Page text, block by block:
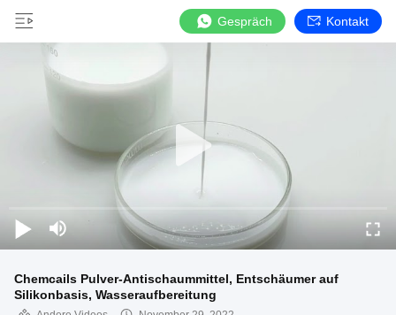
Gespräch Kontakt
Chemcails Pulver-Antischaummittel, Entschäumer auf
Silikonbasis, Wasseraufbereitung